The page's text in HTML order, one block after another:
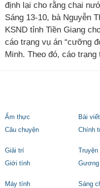
định lại cho rằng chai
Sáng 13-10, bà Nguyễn
KSND tỉnh Tiền Giang
cáo trạng vụ án “cưỡng
Minh. Theo đó, cáo
Ẩm thực Bài
Câu chuyện
Chính
Giải trí
Giới tính
Gương
Máy tính
Sáng